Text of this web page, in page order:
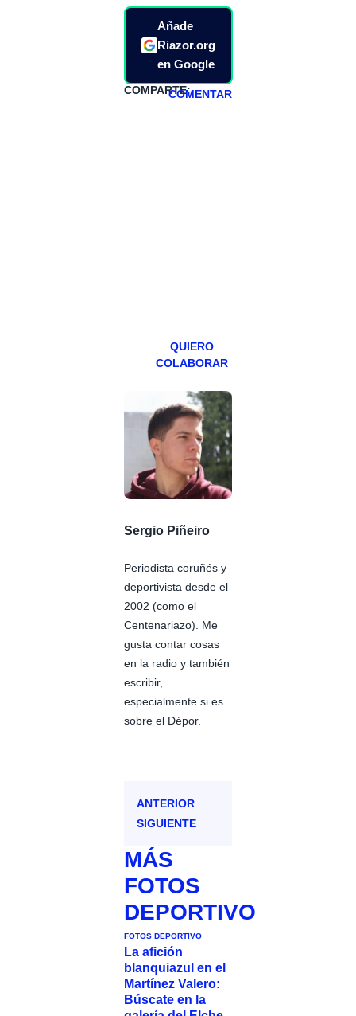
Añade
Riazor.org
en Google
COMPARTE:COMENTAR
QUIERO
COLABORAR
Sergio Piñeiro
Periodista coruñés y
deportivista desde el
2002 (como el
Centenariazo). Me
gusta contar cosas
en la radio y también
escribir,
especialmente si es
sobre el Dépor.
ANTERIOR
SIGUIENTE
MÁS
FOTOS
DEPORTIVO
FOTOS DEPORTIVO
La afición
blanquiazul en el
Martínez Valero:
Búscate en la